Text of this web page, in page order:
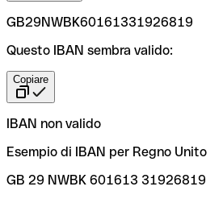
GB29NWBK60161331926819
Questo IBAN sembra valido:
Copiare
IBAN non valido
Esempio di IBAN per Regno Unito
GB 29 NWBK 601613 31926819